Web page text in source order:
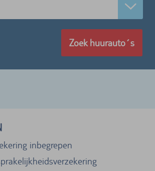
Zoek huurauto´s
inbegrepen